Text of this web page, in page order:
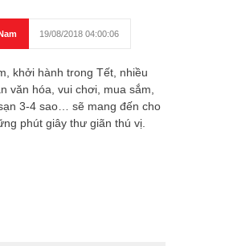
19/08/2018 04:00:06
khởi hành trong Tết, nhiều
văn hóa, vui chơi, mua sắm,
3-4 sao… sẽ mang đến cho
phút giây thư giãn thú vị.